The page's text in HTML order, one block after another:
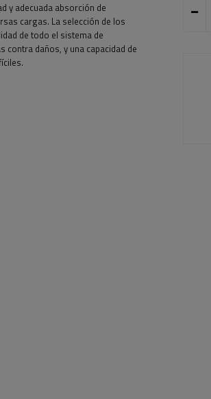
y adecuada absorción de
cargas. La selección de los
de todo el sistema de
daños, y una capacidad de